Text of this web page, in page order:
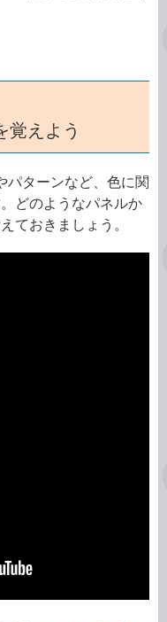
覚えよう
ターンなど、色に関
どのようなパネルか
ておきましょう。